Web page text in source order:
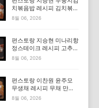
치볶음밥 레시피 김치볶음
밥 만드는법
8월 06, 2026
편스토랑 지승현 미나리항
정스테이크 레시피 고추장
마요소스 만드는법
8월 06, 2026
편스토랑 이찬원 윤주모
무생채 레시피 무채 만드
는법
8월 06, 2026